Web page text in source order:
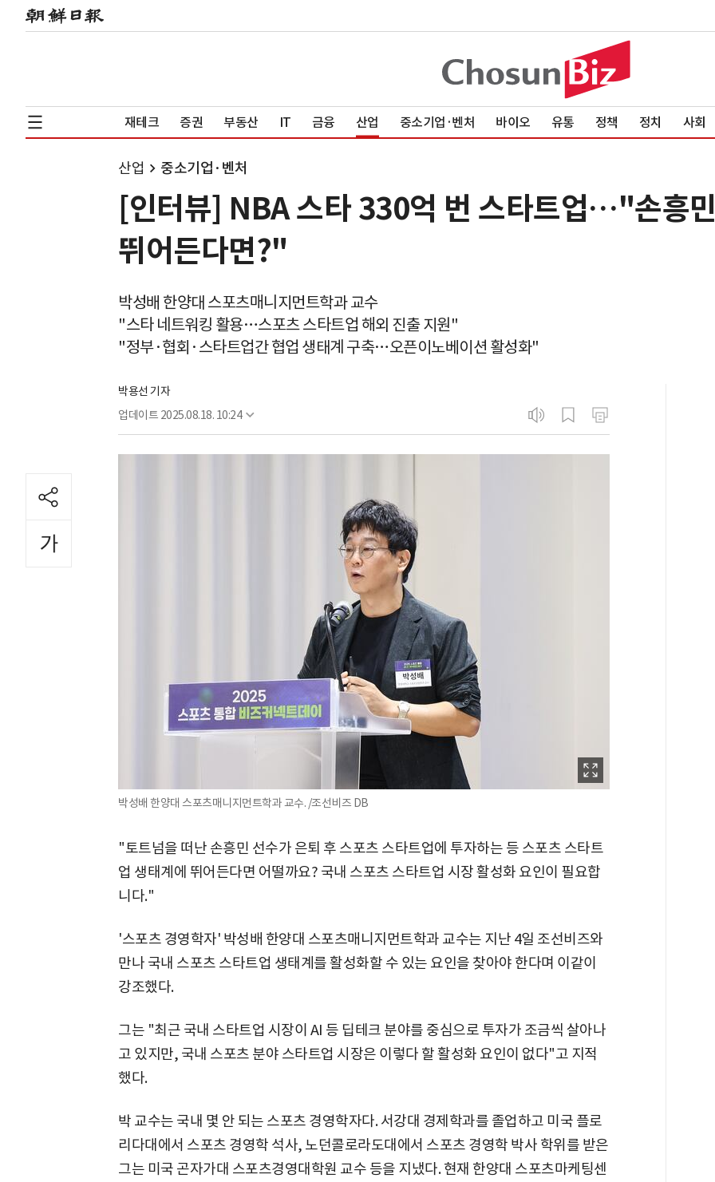
재테크 증권 부동산 IT 금융 산업 중소기업·벤처 바이오 유통 정책 정치 사회
산업 중소기업·벤처
[인터뷰] NBA 스타 330억 번 스타트업…"손흥
뛰어든다면?"
박성배 한양대 스포츠매니지먼트학과 교수
"스타 네트워킹 활용…스포츠 스타트업 해외 진출 지원"
"정부·협회·스타트업간 협업 생태계 구축…오픈이노베이션 활성화"
박용선 기자
업데이트 2025.08.18. 10:24
박성배 한양대 스포츠매니지먼트학과 교수. /조선비즈 DB
"토트넘을 떠난 손흥민 선수가 은퇴 후 스포츠 스타트업에 투자하는 등 스포츠 스타트
업 생태계에 뛰어든다면 어떨까요? 국내 스포츠 스타트업 시장 활성화 요인이 필요합
니다."
'스포츠 경영학자' 박성배 한양대 스포츠매니지먼트학과 교수는 지난 4일 조선비즈와
만나 국내 스포츠 스타트업 생태계를 활성화할 수 있는 요인을 찾아야 한다며 이같이
강조했다.
그는 "최근 국내 스타트업 시장이 AI 등 딥테크 분야를 중심으로 투자가 조금씩 살아나
고 있지만, 국내 스포츠 분야 스타트업 시장은 이렇다 할 활성화 요인이 없다"고 지적
했다.
박 교수는 국내 몇 안 되는 스포츠 경영학자다. 서강대 경제학과를 졸업하고 미국 플로
리다대에서 스포츠 경영학 석사, 노던콜로라도대에서 스포츠 경영학 박사 학위를 받은
그는 미국 곤자가대 스포츠경영대학원 교수 등을 지냈다. 현재 한양대 스포츠마케팅센